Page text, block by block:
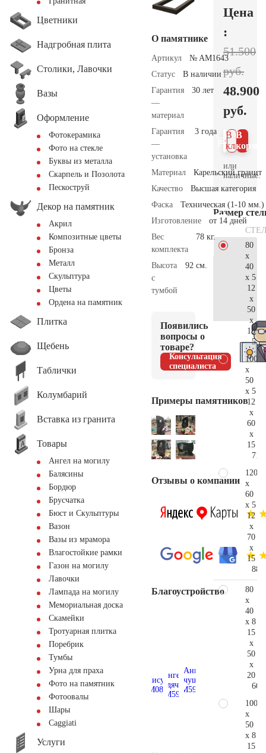
Цветники
Надгробная плита
Столики, Лавочки
Вазы
Оформление
Фотокерамика
Фото на стекле
Буквы из металла
Скарпель и Позолота
Пескоструй
Декор на памятник
Акрил
Композитные цветы
Бронза
Металл
Скульптура
Цветы
Ордена на памятник
Плитка
Щебень
Таблички
Колумбарий
Вставка из гранита
Товары
Ангел на могилу
Балясины
Бордюр
Брусчатка
Бюст и Скульптуры
Вазон
Вазы из мрамора
Влагостойкие рамки
Газон на могилу
Лавочки
Лампада на могилу
Мемориальная доска
Скамейки
Тротуарная плитка
Поребрик
Тумбы
Урна для праха
Фото на памятник
Фотоовалы
Шары
Сaggiati
Услуги
О памятнике
Артикул
№ AM1643
Статус
В наличии
Гарантия
—
материал
30 лет
Гарантия
—
установка
3 года
Материал
Карельский гранит
Качество
Высшая категория
Фаска
Техническая (1-10 мм.)
Изготовление
от 14 дней
Вес
комплекта
78 кг.
Высота
с
тумбой
92 см.
Появились
вопросы о
товаре?
Консультация
специалиста
Примеры памятников
Отзывы о компании
Благоустройство
Цена
:
51.500
руб.
48.900
руб.
В
В 1
клик
или
наличные.
Размер
80
x
40
x 5
12
x
50
x
15
100
x
50
x 5
12
x
60
x
15
120
x
60
x 5
12
x
70
x
15
80
x
40
x 8
15
x
50
x
20
100
x
50
x 8
15